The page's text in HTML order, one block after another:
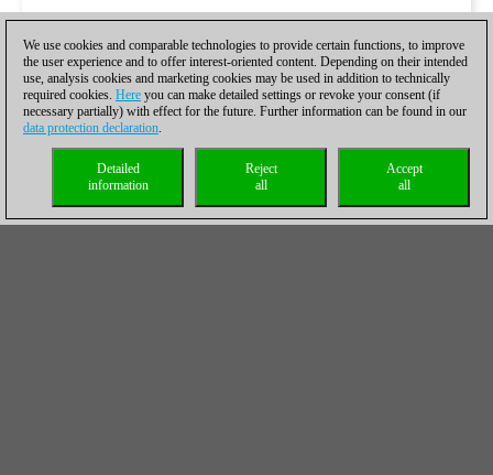
We use cookies and comparable technologies to provide certain functions, to improve
the user experience and to offer interest-oriented content. Depending on their intended
use, analysis cookies and marketing cookies may be used in addition to technically
required cookies. Here you can make detailed settings or revoke your consent (if
necessary partially) with effect for the future. Further information can be found in our
data protection declaration.
Accept
all
Reject
all
Detailed
information